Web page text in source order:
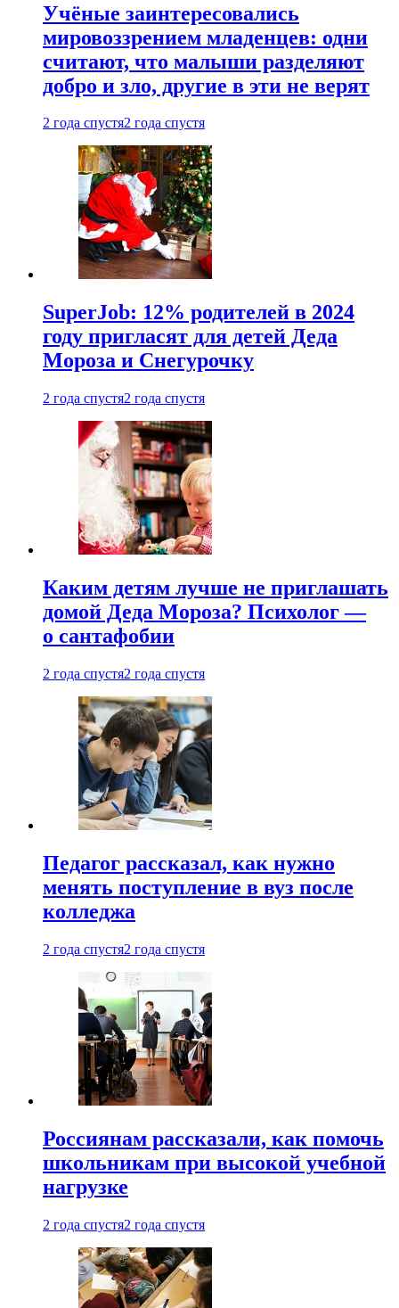
Учёные заинтересовались
мировоззрением младенцев: одни
считают, что малыши разделяют
добро и зло, другие в эти не верят
2 года спустя2 года спустя
SuperJob: 12% родителей в 2024
году пригласят для детей Деда
Мороза и Снегурочку
2 года спустя2 года спустя
Каким детям лучше не приглашать
домой Деда Мороза? Психолог —
о сантафобии
2 года спустя2 года спустя
Педагог рассказал, как нужно
менять поступление в вуз после
колледжа
2 года спустя2 года спустя
Россиянам рассказали, как помочь
школьникам при высокой учебной
нагрузке
2 года спустя2 года спустя